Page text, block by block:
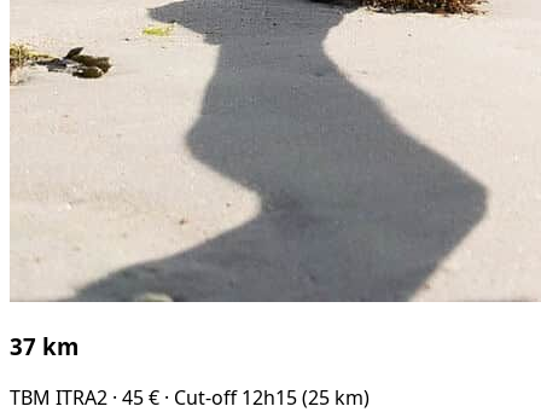
37 km
TBM ITRA2 · 45 € · Cut-off 12h15 (25 km)